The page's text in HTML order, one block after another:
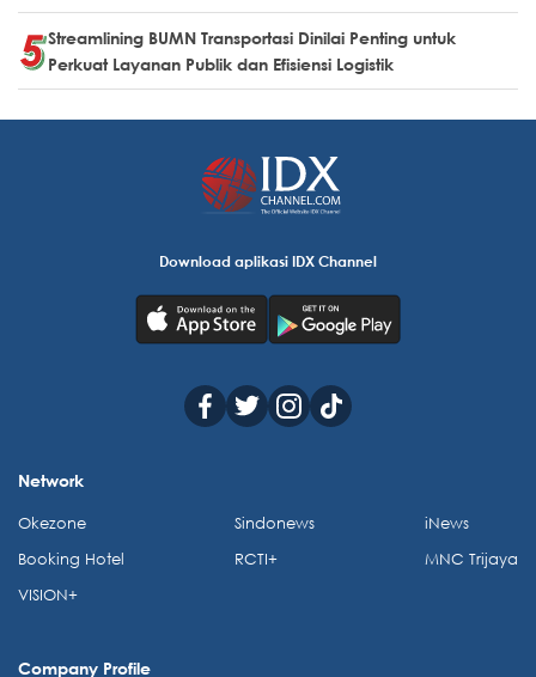
Streamlining BUMN Transportasi Dinilai Penting untuk
Perkuat Layanan Publik dan Efisiensi Logistik
Download aplikasi IDX Channel
Network
Okezone
Booking Hotel
VISION+
Sindonews
RCTI+
iNews
MNC Trijaya
Company Profile